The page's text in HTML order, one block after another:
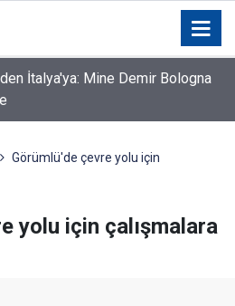
İtalya'ya: Mine Demir Bologna
ve STK'lar Bir Araya Geldi: Hangi
Geldi?
Görümlü'de çevre yolu için
yolu için çalışmalara